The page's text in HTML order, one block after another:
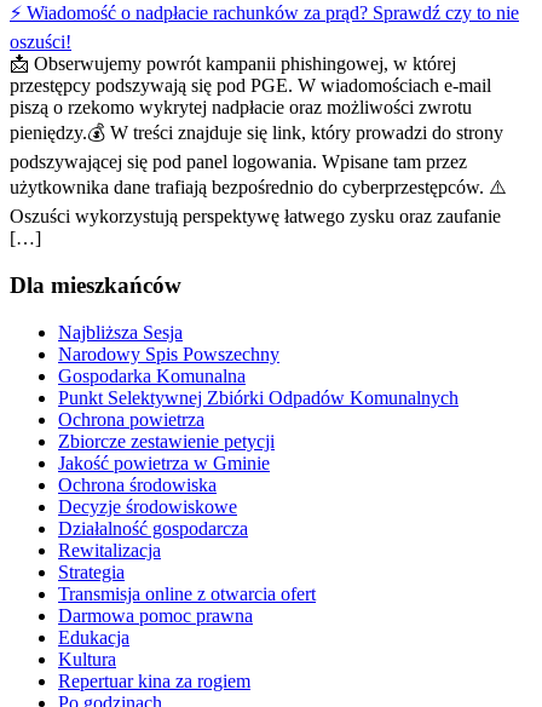
⚡ Wiadomość o nadpłacie rachunków za prąd? Sprawdź czy to nie
oszuści!
📩 Obserwujemy powrót kampanii phishingowej, w której
przestępcy podszywają się pod PGE. W wiadomościach e-mail
piszą o rzekomo wykrytej nadpłacie oraz możliwości zwrotu
pieniędzy.💰 W treści znajduje się link, który prowadzi do strony
podszywającej się pod panel logowania. Wpisane tam przez
użytkownika dane trafiają bezpośrednio do cyberprzestępców. ⚠️
Oszuści wykorzystują perspektywę łatwego zysku oraz zaufanie
[…]
Dla mieszkańców
Najbliższa Sesja
Narodowy Spis Powszechny
Gospodarka Komunalna
Punkt Selektywnej Zbiórki Odpadów Komunalnych
Ochrona powietrza
Zbiorcze zestawienie petycji
Jakość powietrza w Gminie
Ochrona środowiska
Decyzje środowiskowe
Działalność gospodarcza
Rewitalizacja
Strategia
Transmisja online z otwarcia ofert
Darmowa pomoc prawna
Edukacja
Kultura
Repertuar kina za rogiem
Po godzinach